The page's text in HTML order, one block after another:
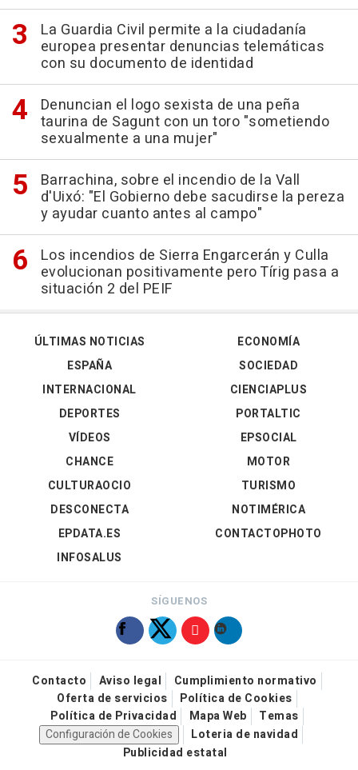
La Guardia Civil permite a la ciudadanía
europea presentar denuncias telemáticas
con su documento de identidad
Denuncian el logo sexista de una peña
taurina de Sagunt con un toro "sometiendo
sexualmente a una mujer"
Barrachina, sobre el incendio de la Vall
d'Uixó: "El Gobierno debe sacudirse la pereza
y ayudar cuanto antes al campo"
Los incendios de Sierra Engarcerán y Culla
evolucionan positivamente pero Tírig pasa a
situación 2 del PEIF
ÚLTIMAS NOTICIAS
ESPAÑA
INTERNACIONAL
DEPORTES
VÍDEOS
ECONOMÍA
SOCIEDAD
CIENCIAPLUS
PORTALTIC
EPSOCIAL
CHANCE
CULTURAOCIO
DESCONECTA
EPDATA.ES
INFOSALUS
MOTOR
TURISMO
NOTIMÉRICA
CONTACTOPHOTO
SÍGUENOS
Contacto Aviso legal
Cumplimiento normativo
Oferta de servicios
Política de Cookies
Política de Privacidad
Mapa Web
Temas
Configuración de Cookies
Loteria de navidad
Publicidad estatal